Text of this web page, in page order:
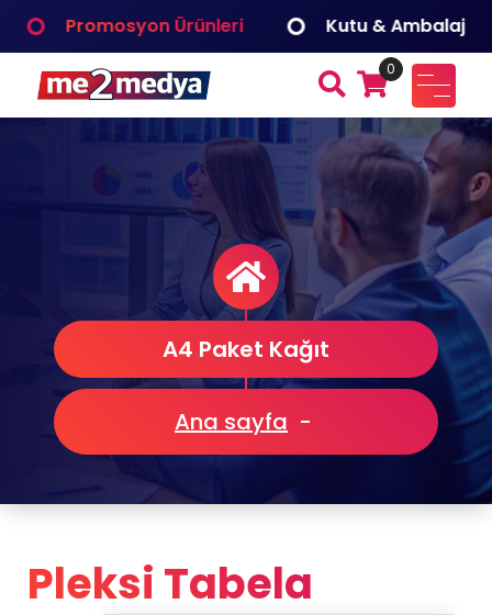
geçPromosyon Ürünleri Kutu & Ambalaj
me2medya
Fuar ve Organizasyon, Reklam Tanıtım, Dijital Çözümler
Medya Bilişim
0
A4 Paket Kağıt
Ana sayfa -
Pleksi Tabela